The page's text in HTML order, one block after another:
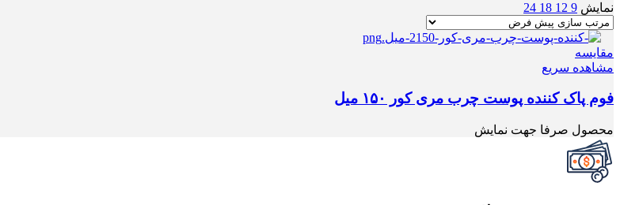
نمایش 9
12
18
24
مقایسه
مشاهده سریع
فوم پاک کننده پوست چرب مری کور ۱۵۰ میل
محصول صرفا جهت نمایش